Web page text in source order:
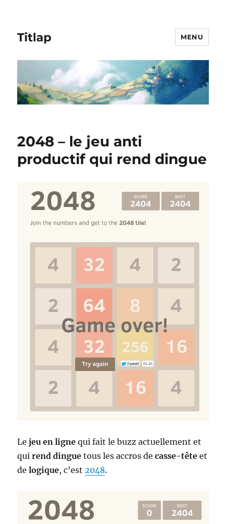
Titlap MENU
2048 – le jeu anti
productif qui rend dingue
Lejeu en ligne qui fait le buzz actuellement et
quirend dingue tous les accros decasse-tête et
delogique, c’est 2048.